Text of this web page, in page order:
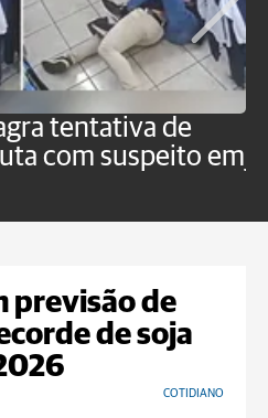
tentativa de
com suspeito em
previsão de
de soja
COTIDIANO